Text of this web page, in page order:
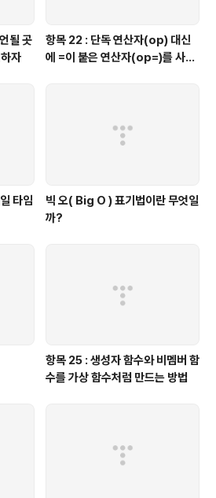
될 곳
자
항목 22 : 단독 연산자(op) 대신
에 =이 붙은 연산자(op=)를 사용
타임
빅 오( Big O ) 표기법이란 무엇일
까?
항목 25 : 생성자 함수와 비멤버 함
수를 가상 함수처럼 만드는 방법